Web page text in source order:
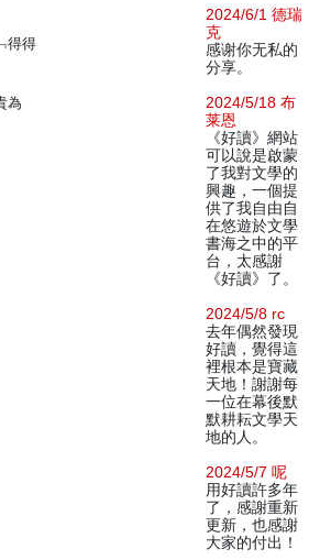
得得
為
2024/6/1 德瑞
克
感谢你无私的
分享。
2024/5/18 布
莱恩
《好讀》網站
可以說是啟蒙
了我對文學的
興趣，一個提
供了我自由自
在悠遊於文學
書海之中的平
台，太感謝
《好讀》了。
2024/5/8 rc
去年偶然發現
好讀，覺得這
裡根本是寶藏
天地！謝謝每
一位在幕後默
默耕耘文學天
地的人。
2024/5/7 呢
用好讀許多年
了，感謝重新
更新，也感謝
大家的付出！